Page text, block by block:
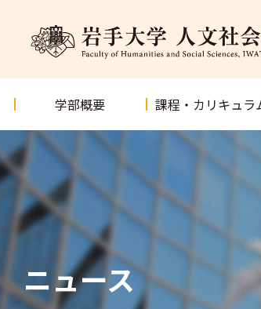
学部概要 課程・カリキュラ
ニュース